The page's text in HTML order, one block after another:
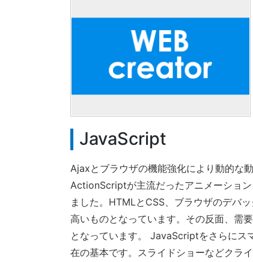
JavaScript
Ajaxとブラウザの機能強化により動的な
ActionScriptが主流だったアニメーショ
ました。HTMLとCSS、ブラウザのデバ
高いものとなっています。その反面、需
となっています。 JavaScriptをさらにス
在の基本です。スライドショーなどクラ